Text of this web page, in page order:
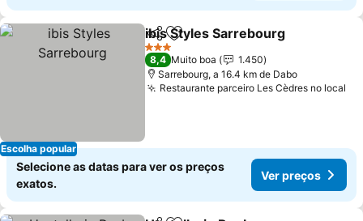
Escolha popular
PartilharAdicionar aos favoritos
ibis Styles Sarrebourg
3 Estrelas
8,4 Muito boa
1.450
Sarrebourg, a 16.4 km de Dabo
Restaurante parceiro Les Cèdres no local
Selecione as datas para ver os preços
exatos.
Ver preços